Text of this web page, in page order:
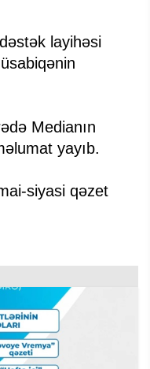
layihəsi
Medianın
yayıb.
siyasi qəzet